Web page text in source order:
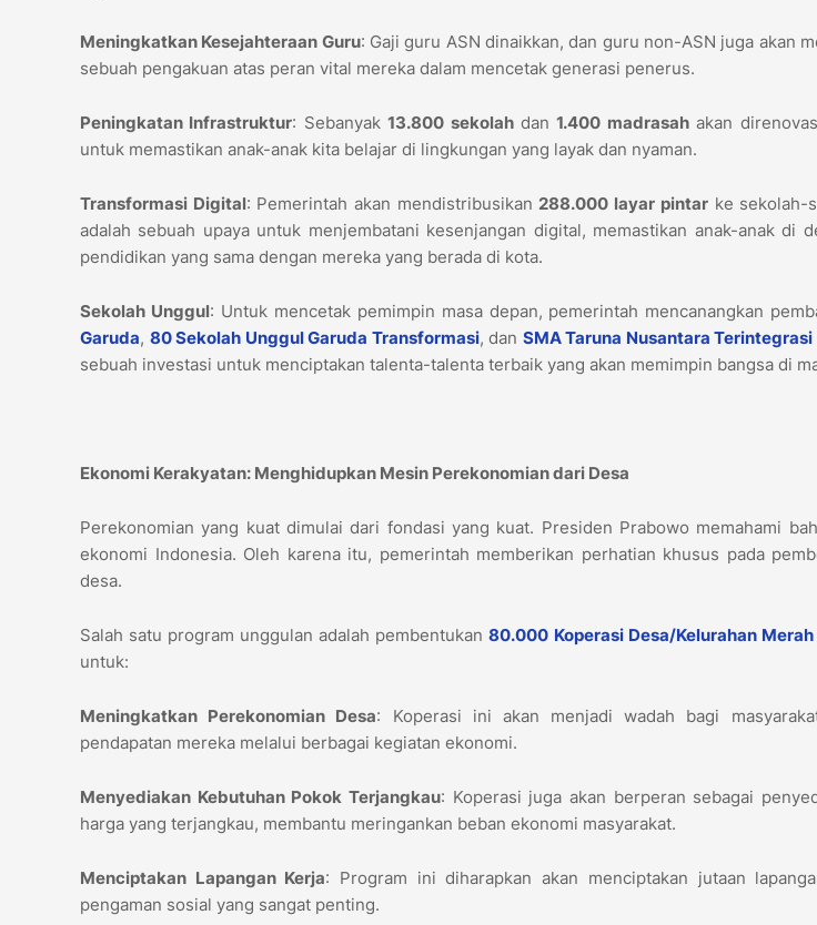
Meningkatkan Kesejahteraan Guru: Gaji guru ASN dinaikkan, dan guru non-ASN juga akan
sebuah pengakuan atas peran vital mereka dalam mencetak generasi penerus.
Peningkatan Infrastruktur: Sebanyak13.800 sekolahdan1.400 madrasahakan
untuk memastikan anak-anak kita belajar di lingkungan yang layak dan nyaman.
Transformasi Digital: Pemerintah akan mendistribusikan 288.000 layar pintarke sekolah-
adalah sebuah upaya untuk menjembatani kesenjangan digital, memastikan anak-anak di
pendidikan yang sama dengan mereka yang berada di kota.
Sekolah Unggul: Untuk mencetak pemimpin masa depan, pemerintah mencanangkan
Garuda, 80 Sekolah Unggul Garuda Transformasi, dan SMA Taruna Nusantara Terintegrasi
sebuah investasi untuk menciptakan talenta-talenta terbaik yang akan memimpin bangsa di
Ekonomi Kerakyatan: Menghidupkan Mesin Perekonomian dari Desa
Perekonomian yang kuat dimulai dari fondasi yang kuat. Presiden Prabowo memahami
ekonomi Indonesia. Oleh karena itu, pemerintah memberikan perhatian khusus pada
desa.
Salah satu program unggulan adalah pembentukan80.000 Koperasi Desa/Kelurahan
untuk:
Meningkatkan Perekonomian Desa: Koperasi ini akan menjadi wadah bagi
pendapatan mereka melalui berbagai kegiatan ekonomi.
Menyediakan Kebutuhan Pokok Terjangkau: Koperasi juga akan berperan sebagai
harga yang terjangkau, membantu meringankan beban ekonomi masyarakat.
Menciptakan Lapangan Kerja: Program ini diharapkan akan menciptakan jutaan
pengaman sosial yang sangat penting.